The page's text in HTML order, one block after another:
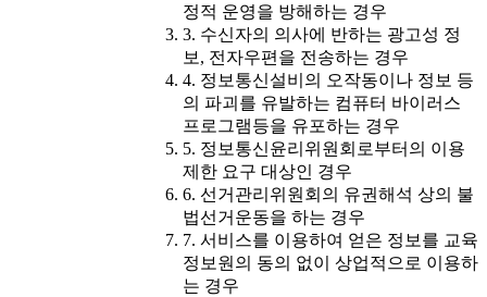
정적 운영을 방해하는 경우
3. 수신자의 의사에 반하는 광고성 정
보, 전자우편을 전송하는 경우
4. 정보통신설비의 오작동이나 정보 등
의 파괴를 유발하는 컴퓨터 바이러스
프로그램등을 유포하는 경우
5. 정보통신윤리위원회로부터의 이용
제한 요구 대상인 경우
6. 선거관리위원회의 유권해석 상의 불
법선거운동을 하는 경우
7. 서비스를 이용하여 얻은 정보를 교육
정보원의 동의 없이 상업적으로 이용하
는 경우